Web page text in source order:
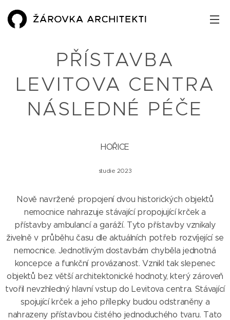
PŘÍSTAVBA
LEVITOVA CENTRA
NÁSLEDNÉ PÉČE
HOŘICE
studie 2023
Nově navržené propojení dvou historických objektů
nemocnice nahrazuje stávající propojující krček a
přístavby ambulancí a garáží. Tyto přístavby vznikaly
živelně v průběhu času dle aktuálních potřeb rozvíjející se
nemocnice. Jednotlivým dostavbám chyběla jednotná
koncepce a funkční provázanost. Vznikl tak slepenec
objektů bez větší architektonické hodnoty, který zároveň
tvořil nevzhledný hlavní vstup do Levitova centra. Stávající
spojující krček a jeho přílepky budou odstraněny a
nahrazeny přístavbou čistého jednoduchého tvaru. Tato